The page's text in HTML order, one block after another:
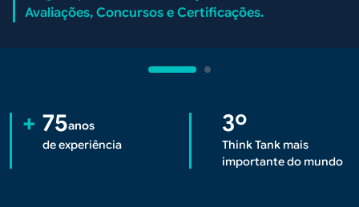
Avaliações, Concursos e Certificações.
+ 75anos
de experiência
3º
Think Tank mais
importante do mundo